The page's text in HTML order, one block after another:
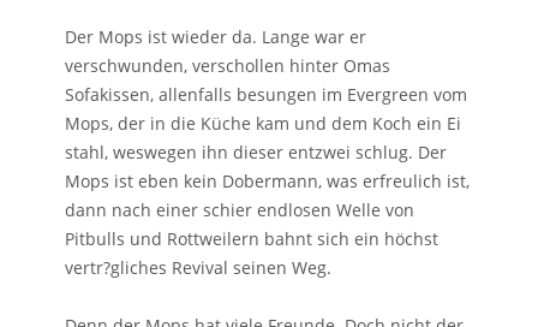
Der Mops ist wieder da. Lange war er
verschwunden, verschollen hinter Omas
Sofakissen, allenfalls besungen im Evergreen vom
Mops, der in die Küche kam und dem Koch ein Ei
stahl, weswegen ihn dieser entzwei schlug. Der
Mops ist eben kein Dobermann, was erfreulich ist,
dann nach einer schier endlosen Welle von
Pitbulls und Rottweilern bahnt sich ein höchst
vertr?gliches Revival seinen Weg.